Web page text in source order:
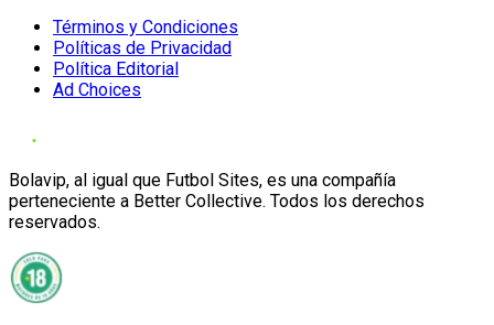
Términos y Condiciones
Políticas de Privacidad
Política Editorial
Ad Choices
Bolavip, al igual que Futbol Sites, es una compañía
perteneciente a Better Collective. Todos los derechos
reservados.